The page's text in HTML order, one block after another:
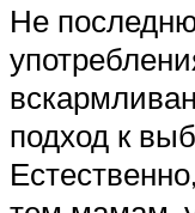
Не
подход к